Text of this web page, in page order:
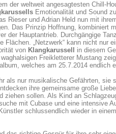
der weltweit angesagtesten Chill-
Emotionalität und Sound
Rieser und Adrian Held nun mit
Das Prinzip Hoffnung, kombiniert
der Hauptantrieb. Durchgängige
„Netzwerk“ kann nicht nur
von Klangkarussell
in diesem
Freikletterer Mustang
welches am 25.7.2014 endlich
als nur musikalische Gefährten, sie
ihre gemeinsame große
ziehen sollen. Als Kind an
mit Cubase und eine intensive
schlussendlich wieder in